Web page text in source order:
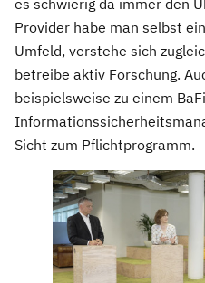
es schwierig da immer den
Provider habe man selbst
Umfeld, verstehe sich
betreibe aktiv Forschung.
beispielsweise zu einem
Sicht zum Pflichtprogramm.